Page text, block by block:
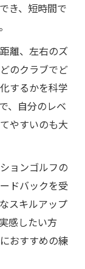
き、短時間で
離、左右のズ
のクラブでど
するかを科学
、自分のレベ
やすいのも大
ョンゴルフの
ドバックを受
スキルアップ
感したい方
おすすめの練